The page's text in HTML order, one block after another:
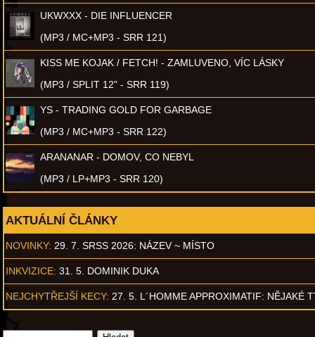
UKWXXX - DIE INFLUENCER
(MP3 / MC+MP3 - SRR 121)
KISS ME KOJAK / FETCH! - ZAMLUVENO, VÍC LÁSKY
(MP3 / SPLIT 12" - SRR 119)
YS - TRADING GOLD FOR GARBAGE
(MP3 / MC+MP3 - SRR 122)
ARANANAR - DOMOV, CO NEBYL
(MP3 / LP+MP3 - SRR 120)
AKTUÁLNÍ ČLÁNKY
NOVINKY: 29. 7. SRSS 2026: NÁZEV ~ MÍSTO
INKVIZICE: 31. 5. DOMINIK DUKA
NEJCHYTŘEJŠÍ KECY: 27. 5. L´HOMME APPROXIMATIF: NĚJAKÉ